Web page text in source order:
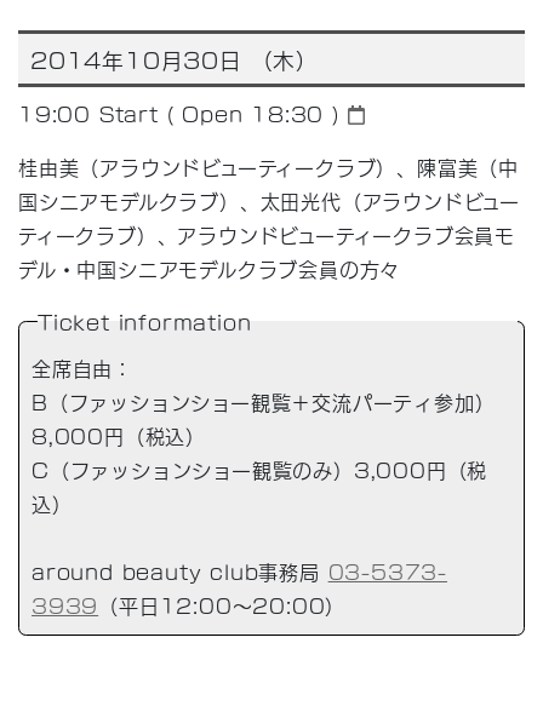
2014年10月30日 （木）
19:00 Start ( Open 18:30 )
桂由美（アラウンドビューティークラブ）、陳富美（中
国シニアモデルクラブ）、太田光代（アラウンドビュー
ティークラブ）、アラウンドビューティークラブ会員モ
デル・中国シニアモデルクラブ会員の方々
Ticket information
全席自由：
B（ファッションショー観覧＋交流パーティ参加）
8,000円（税込）
C（ファッションショー観覧のみ）3,000円（税
込）
around beauty club事務局 03-5373-
3939 （平日12:00～20:00）